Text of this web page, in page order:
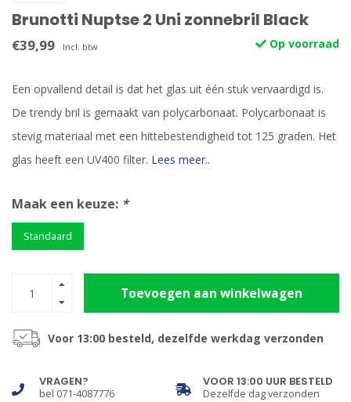
Brunotti Nuptse 2 Uni zonnebril Black
€39,99 Incl. btw Op voorraad
Een opvallend detail is dat het glas uit één stuk vervaardigd is.
De trendy bril is gemaakt van polycarbonaat. Polycarbonaat is
stevig materiaal met een hittebestendigheid tot 125 graden. Het
glas heeft een UV400 filter. Lees meer..
Maak een keuze: *
Standaard
Toevoegen aan winkelwagen
Voor 13:00 besteld, dezelfde werkdag verzonden
VRAGEN?
bel 071-4087776
VOOR 13:00 UUR BESTELD
Dezelfde dag verzonden